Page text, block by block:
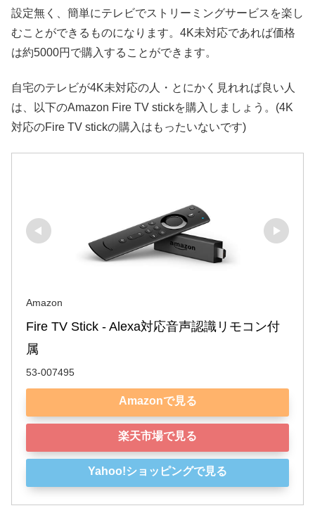
設定無く、簡単にテレビでストリーミングサービスを楽し
むことができるものになります。4K未対応であれば価格
は約5000円で購入することができます。
自宅のテレビが4K未対応の人・とにかく見れれば良い人
は、以下のAmazon Fire TV stickを購入しましょう。(4K
対応のFire TV stickの購入はもったいないです)
Amazon
Fire TV Stick - Alexa対応音声認識リモコン付
属
53-007495
Amazonで見る
楽天市場で見る
Yahoo!ショッピングで見る